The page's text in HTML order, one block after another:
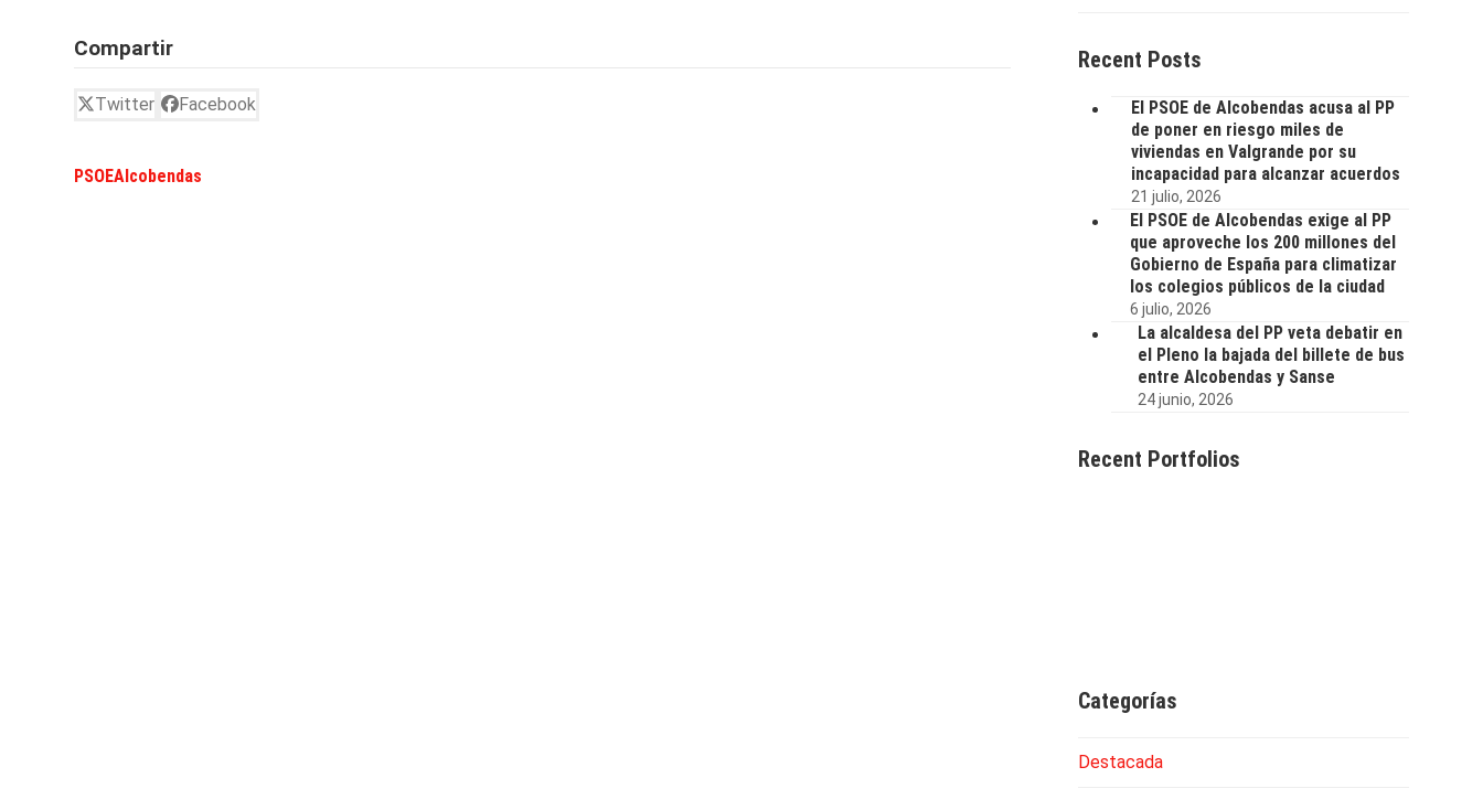
Compartir
Twitter Facebook
PSOEAlcobendas
Recent Posts
El PSOE de Alcobendas acusa al PP
de poner en riesgo miles de
viviendas en Valgrande por su
incapacidad para alcanzar acuerdos
21 julio, 2026
El PSOE de Alcobendas exige al PP
que aproveche los 200 millones del
Gobierno de España para climatizar
los colegios públicos de la ciudad
6 julio, 2026
La alcaldesa del PP veta debatir en
el Pleno la bajada del billete de bus
entre Alcobendas y Sanse
24 junio, 2026
Recent Portfolios
Categorías
Destacada